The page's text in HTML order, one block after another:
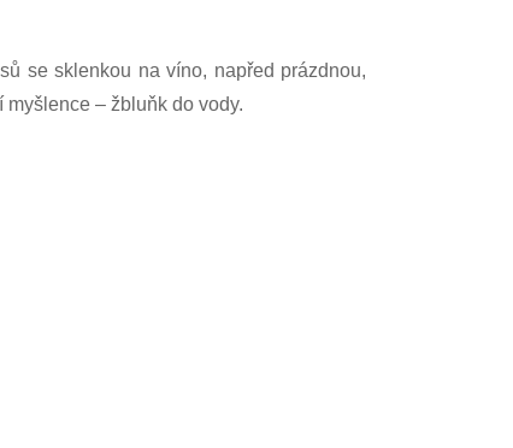
se sklenkou na víno, napřed prázdnou,
– žbluňk do vody.